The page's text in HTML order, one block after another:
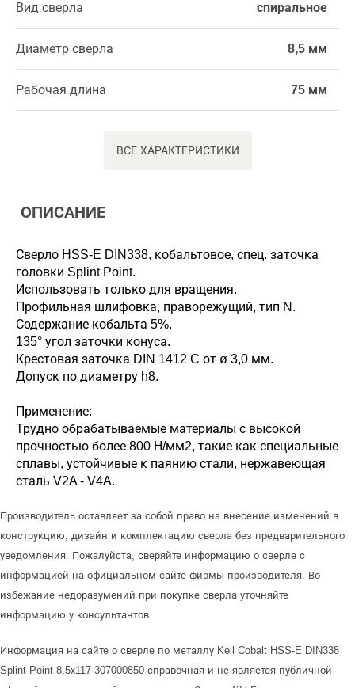
Вид сверла спиральное
Диаметр сверла 8,5 мм
Рабочая длина 75 мм
ВСЕ ХАРАКТЕРИСТИКИ
ОПИСАНИЕ
Сверло HSS-E DIN338, кобальтовое, спец. заточка
головки Splint Point.
Использовать только для вращения.
Профильная шлифовка, праворежущий, тип N.
Содержание кобальта 5%.
135° угол заточки конуса.
Крестовая заточка DIN 1412 C от ø 3,0 мм.
Допуск по диаметру h8.
Применение:
Трудно обрабатываемые материалы с высокой
прочностью более 800 Н/мм2, такие как специальные
сплавы, устойчивые к паянию стали, нержавеющая
сталь V2A - V4A.
Производитель оставляет за собой право на внесение изменений в
конструкцию, дизайн и комплектацию сверла без предварительного
уведомления. Пожалуйста, сверяйте информацию о сверле с
информацией на официальном сайте фирмы-производителя. Во
избежание недоразумений при покупке сверла уточняйте
информацию у консультантов.
Информация на сайте о сверле по металлу Keil Cobalt HSS-E DIN338
Splint Point 8,5х117 307000850 справочная и не является публичной